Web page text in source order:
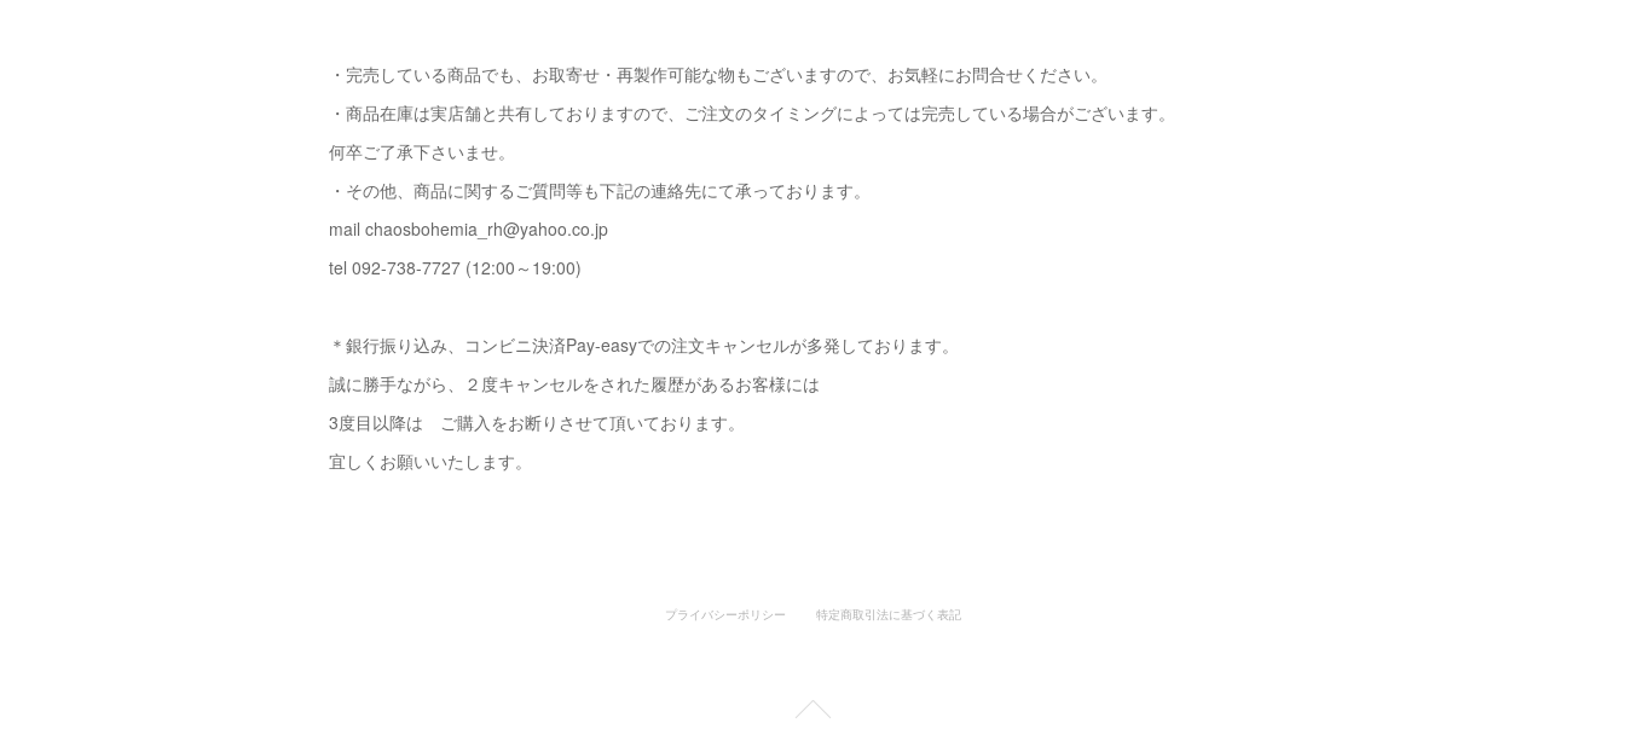
・完売している商品でも、お取寄せ・再製作可能な物もございますので、お気軽にお問合せください。
・商品在庫は実店舗と共有しておりますので、ご注文のタイミングによっては完売している場合がございます。
何卒ご了承下さいませ。
・その他、商品に関するご質問等も下記の連絡先にて承っております。
mail chaosbohemia_rh@yahoo.co.jp
tel 092-738-7727 (12:00～19:00)
＊銀行振り込み、コンビニ決済Pay-easyでの注文キャンセルが多発しております。
誠に勝手ながら、２度キャンセルをされた履歴があるお客様には
3度目以降は ご購入をお断りさせて頂いております。
宜しくお願いいたします。
プライバシーポリシー 特定商取引法に基づく表記